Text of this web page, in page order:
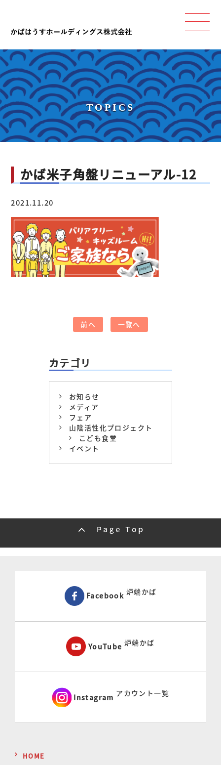
TOPICS
かば米子角盤リニューアル-12
2021.11.20
前へ 一覧へ
カテゴリ
お知らせ
メディア
フェア
山陰活性化プロジェクト
こども食堂
イベント
Facebook 炉端かば
YouTube 炉端かば
Instagram アカウント一覧
HOME